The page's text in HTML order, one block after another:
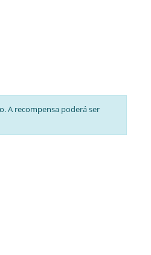
A recompensa poderá ser